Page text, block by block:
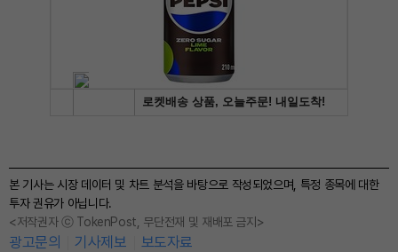
본 기사는 시장 데이터 및 차트 분석을 바탕으로 작성되었으며, 특정 종목에 대한
투자 권유가 아닙니다.
<저작권자 ⓒ TokenPost, 무단전재 및 재배포 금지>
광고문의 기사제보 보도자료